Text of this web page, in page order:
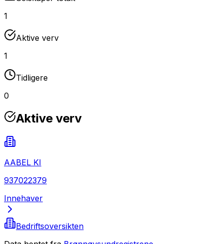
1
Aktive verv
1
Tidligere
0
Aktive verv
AABEL KI
937022379
Innehaver
Bedriftsoversikten